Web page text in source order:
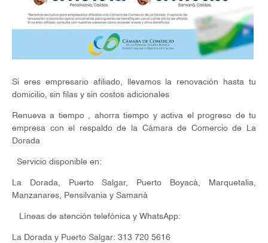
Si eres empresario afiliado, llevamos la renovación hasta tu
domicilio, sin filas y sin costos adicionales
Renueva a tiempo , ahorra tiempo y activa el progreso de tu
empresa con el respaldo de la Cámara de Comercio de La
Dorada
Servicio disponible en:
La Dorada, Puerto Salgar, Puerto Boyacá, Marquetalia,
Manzanares, Pensilvania y Samaná
Líneas de atención telefónica y WhatsApp:
La Dorada y Puerto Salgar: 313 720 5616